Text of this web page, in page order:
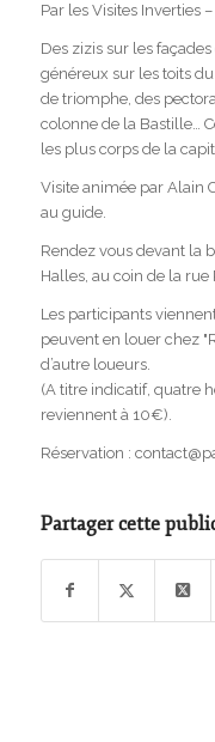
Par les Visites Inverties
Des zizis sur les
généreux sur les toits
de triomphe, des
colonne de la Bastille…
les plus corps de la
Visite animée par Alain
au guide.
Rendez vous devant la
Halles, au coin de la
Les participants
peuvent en louer chez
d’autre loueurs.
(A titre indicatif, quatre
reviennent à 10€).
Réservation :
Partager cette